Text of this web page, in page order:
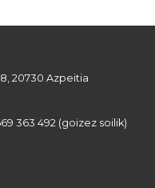
20730 Azpeitia
363 492 (goizez soilik)